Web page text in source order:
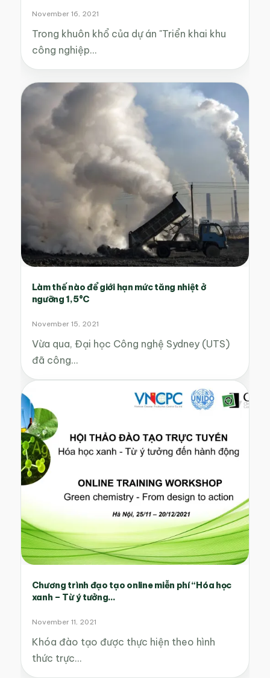
November 16, 2021
Trong khuôn khổ của dự án "Triển khai khu
công nghiệp…
Làm thế nào để giới hạn mức tăng nhiệt ở
ngưỡng 1,5°C
November 15, 2021
Vừa qua, Đại học Công nghệ Sydney (UTS)
đã công…
Chương trình đạo tạo online miễn phí “Hóa học
xanh – Từ ý tưởng...
November 11, 2021
Khóa đào tạo được thực hiện theo hình
thức trực…